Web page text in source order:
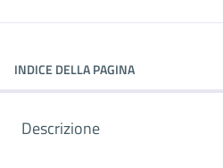
INDICE DELLA PAGINA
Descrizione